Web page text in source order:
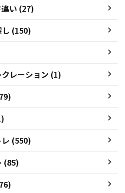
い (27)
し (150)
レーション (1)
(550)
(85)